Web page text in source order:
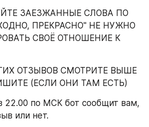
ЗАЕЗЖАННЫЕ СЛОВА ПО
ПРЕКРАСНО" НЕ НУЖНО
СВОЁ ОТНОШЕНИЕ К
ОТЗЫВОВ СМОТРИТЕ ВЫШЕ
(ЕСЛИ ОНИ ТАМ ЕСТЬ)
22.00 по МСК бот сообщит вам,
или нет.